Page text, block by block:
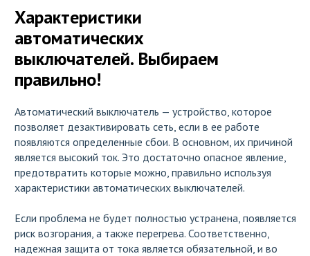
Характеристики
автоматических
выключателей. Выбираем
правильно!
Автоматический выключатель — устройство, которое
позволяет дезактивировать сеть, если в ее работе
появляются определенные сбои. В основном, их причиной
является высокий ток. Это достаточно опасное явление,
предотвратить которые можно, правильно используя
характеристики автоматических выключателей.
Если проблема не будет полностью устранена, появляется
риск возгорания, а также перегрева. Соответственно,
надежная защита от тока является обязательной, и во